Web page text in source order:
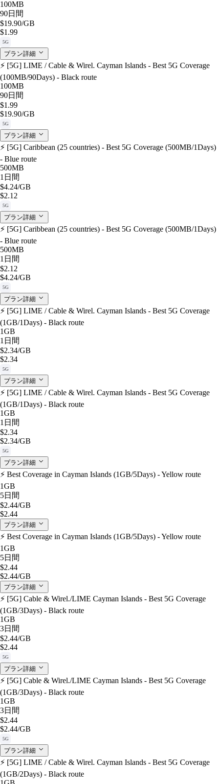
100MB
90日間
$19.90/GB
$1.99
5G
プラン詳細
⚡️ [5G] LIME / Cable & Wirel. Cayman Islands - Best 5G Coverage
(100MB/90Days) - Black route
100MB
90日間
$1.99
$19.90/GB
5G
プラン詳細
⚡️ [5G] Caribbean (25 countries) - Best 5G Coverage (500MB/1Days)
- Blue route
500MB
1日間
$4.24/GB
$2.12
5G
プラン詳細
⚡️ [5G] Caribbean (25 countries) - Best 5G Coverage (500MB/1Days)
- Blue route
500MB
1日間
$2.12
$4.24/GB
5G
プラン詳細
⚡️ [5G] LIME / Cable & Wirel. Cayman Islands - Best 5G Coverage
(1GB/1Days) - Black route
1GB
1日間
$2.34/GB
$2.34
5G
プラン詳細
⚡️ [5G] LIME / Cable & Wirel. Cayman Islands - Best 5G Coverage
(1GB/1Days) - Black route
1GB
1日間
$2.34
$2.34/GB
5G
プラン詳細
⚡️ Best Coverage in Cayman Islands (1GB/5Days) - Yellow route
1GB
5日間
$2.44/GB
$2.44
プラン詳細
⚡️ Best Coverage in Cayman Islands (1GB/5Days) - Yellow route
1GB
5日間
$2.44
$2.44/GB
プラン詳細
⚡️ [5G] Cable & Wirel./LIME Cayman Islands - Best 5G Coverage
(1GB/3Days) - Black route
1GB
3日間
$2.44/GB
$2.44
5G
プラン詳細
⚡️ [5G] Cable & Wirel./LIME Cayman Islands - Best 5G Coverage
(1GB/3Days) - Black route
1GB
3日間
$2.44
$2.44/GB
5G
プラン詳細
⚡️ [5G] LIME / Cable & Wirel. Cayman Islands - Best 5G Coverage
(1GB/2Days) - Black route